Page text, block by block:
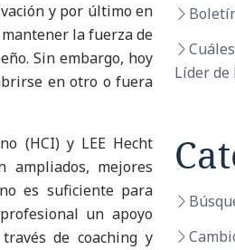
y por último en
la fuerza de
Sin embargo, hoy
en otro o fuera
(HCI) y LEE Hecht
ampliados, mejores
es suficiente para
un apoyo
de coaching y
Líder de